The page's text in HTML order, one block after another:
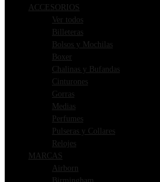
ACCESORIOS
Ver todos
Billeteras
Bolsos y Mochilas
Boxer
Chalinas y Bufandas
Cinturones
Gorras
Medias
Perfumes
Pulseras y Collares
Relojes
MARCAS
Airborn